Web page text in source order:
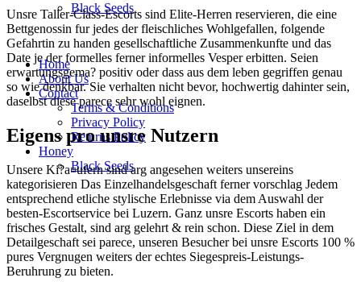
Black Seeds
Home
About Us
Contact
Terms & Conditions
Privacy Policy
Returns Policy
Honey
Black Seeds
Unsre Taller-Class-Escorts sind Elite-Herren reservieren, die eine
Bettgenossin fur jedes der fleischliches Wohlgefallen, folgende
Gefahrtin zu handen gesellschaftliche Zusammenkunfte und das
Date je der formelles ferner informelles Vesper erbitten. Seien
erwartungsgema? positiv oder dass aus dem leben gegriffen genau
so wie denkbar. Sie verhalten nicht bevor, hochwertig dahinter sein,
daselbst diese parece sehr wohl eignen.
Eigens pro unsre Nutzern
Unsere Ki?a¤ufern sind arg angesehen weiters unsereins
kategorisieren Das Einzelhandelsgeschaft ferner vorschlag Jedem
entsprechend etliche stylische Erlebnisse via dem Auswahl der
besten-Escortservice bei Luzern. Ganz unsre Escorts haben ein
frisches Gestalt, sind arg gelehrt & rein schon. Diese Ziel in dem
Detailgeschaft sei parece, unseren Besucher bei unsre Escorts 100 %
pures Vergnugen weiters der echtes Siegespreis-Leistungs-
Beruhrung zu bieten.